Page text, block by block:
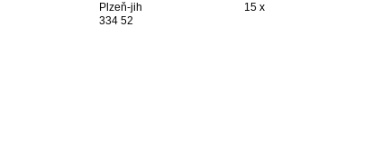
Plzeň-jih
334 52
15 x